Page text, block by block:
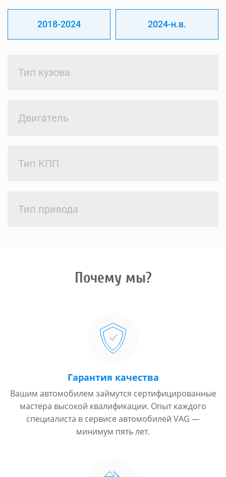
2018-2024 2024-н.в.
Тип кузова
Двигатель
Тип КПП
Тип привода
Почему мы?
Гарантия качества
Вашим автомобилем займутся сертифицированные
мастера высокой квалификации. Опыт каждого
специалиста в сервисе автомобилей VAG —
минимум пять лет.